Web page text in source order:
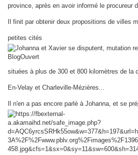
province, après en avoir informé le procureur
Il finit par obtenir deux propositions de villes
petites cités
situées à plus de 300 et 800 kilomètres de la
En-Velay et Charleville-Mézières...
Il n'en a pas encore parlé à Johanna, et se